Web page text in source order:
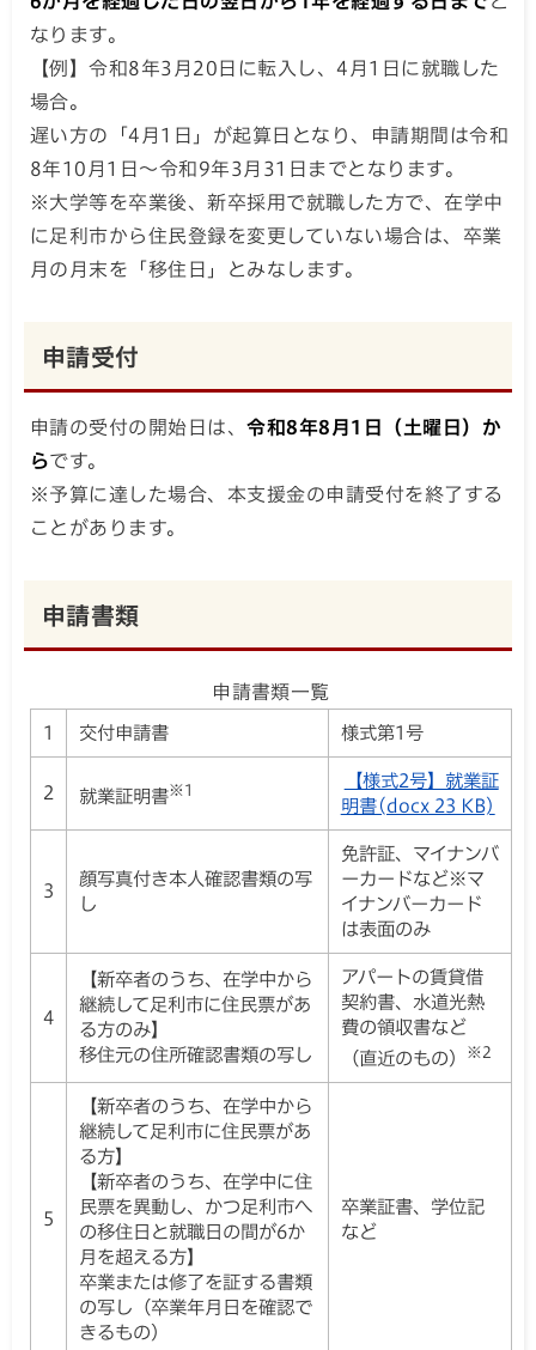
なります。
【例】令和8年3月20日に転入し、4月1日に就職した
場合。
遅い方の「4月1日」が起算日となり、申請期間は令和
8年10月1日～令和9年3月31日までとなります。
※大学等を卒業後、新卒採用で就職した方で、在学中
に足利市から住民登録を変更していない場合は、卒業
月の月末を「移住日」とみなします。
申請受付
申請の受付の開始日は、令和8年8月1日（土曜日）か
らです。
※予算に達した場合、本支援金の申請受付を終了する
ことがあります。
申請書類
申請書類一覧
1 交付申請書 様式第1号
2 就業証明書※1
【様式2
号】就業証明書(d
ocx 23 KB)
顔写真付き本人確認書類の写
免許証、マイナンバ
ーカードなど※マ
イナンバーカード
は表面のみ
【新卒者のうち、在学中から
継続して足利市に住民票があ
る方のみ】
移住元の住所確認書類の写し
アパートの賃貸借
契約書、水道光熱
費の領収書など
（直近のもの）
【新卒者のうち、在学中から
継続して足利市に住民票があ
る方】
【新卒者のうち、在学中に住
民票を異動し、かつ足利市へ
の移住日と就職日の間が6か
月を超える方】
卒業または修了を証する書類
の写し（卒業年月日を確認で
卒業証書、学位記